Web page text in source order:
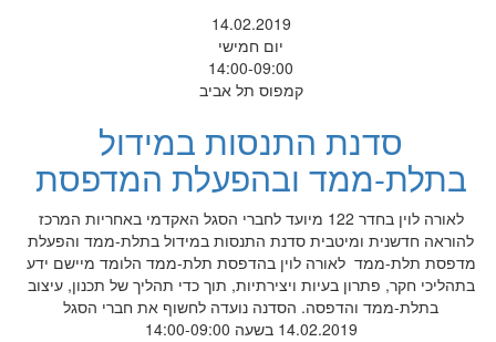
14.02.2019
יום חמישי
14:00-09:00
קמפוס תל אביב
סדנת התנסות במידול
בתלת-ממד ובהפעלת המדפסת
לאורה לוין בחדר 122 מיועד לחברי הסגל האקדמי באחריות המרכז
להוראה חדשנית ומיטבית סדנת התנסות במידול בתלת-ממד והפעלת
מדפסת תלת-ממד לאורה לוין בהדפסת תלת-ממד הלומד מיישם ידע
בתהליכי חקר, פתרון בעיות ויצירתיות, תוך כדי תהליך של תכנון, עיצוב
בתלת-ממד והדפסה. הסדנה נועדה לחשוף את חברי הסגל
14.02.2019 בשעה 14:00-09:00